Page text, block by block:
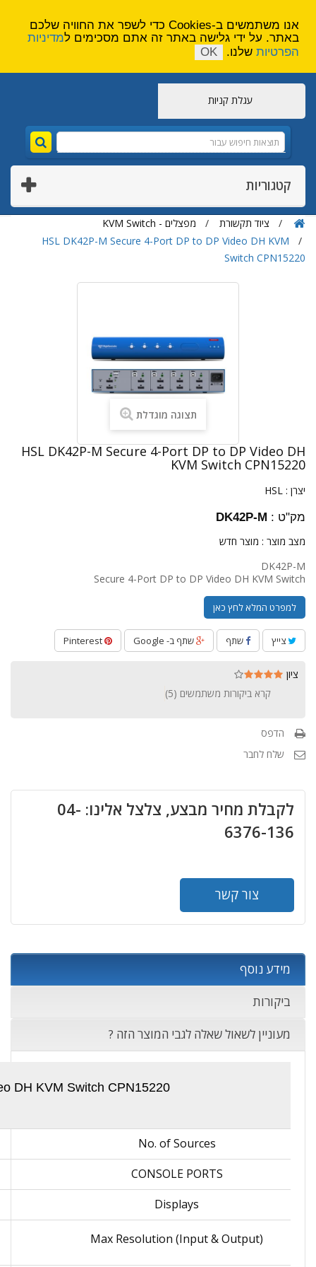
עגלת קניות
קטגוריות
ציוד תקשורת
מפצלים - KVM Switch
HSL DK42P-M Secure 4-Port DP to DP Video DH KVM
Switch CPN15220
תצוגה מוגדלת
HSL DK42P-M Secure 4-Port DP to DP Video DH
KVM Switch CPN15220
יצרן : HSL
מק"ט : DK42P-M
מצב מוצר : מוצר חדש
DK42P-M
Secure 4-Port DP to DP Video DH KVM Switch
למפרט המלא לחץ כאן
צייץ שתף שתף ב- Google
ציון
קרא ביקורות משתמשים (5
)
הדפס
שלח לחבר
לקבלת מחיר מבצע, צלצל אלינו: 04-
6376-136
צור קשר
מידע נוסף
ביקורות
מעוניין לשאול שאלה לגבי המוצר הזה ?
DH KVM Switch CPN15220
No. of Sources
CONSOLE PORTS
Displays
Max Resolution (Input & Output)
אנו משתמשים ב-Cookies כדי לשפר את החוויה שלכם
באתר. על ידי גלישה באתר זה אתם מסכימים למדיניות
הפרטיות שלנו. OK